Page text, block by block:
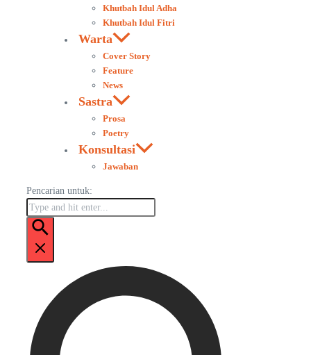
Khutbah Idul Adha
Khutbah Idul Fitri
Warta
Cover Story
Feature
News
Sastra
Prosa
Poetry
Konsultasi
Jawaban
Pencarian untuk: